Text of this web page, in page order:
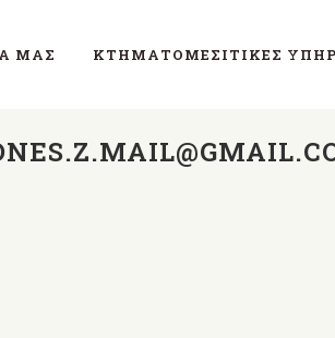
ΜΑΣ ΚΤΗΜΑΤΟΜΕΣΙΤΙΚΈΣ